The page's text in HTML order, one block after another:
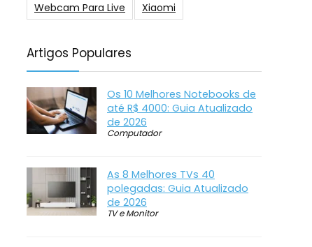
Webcam Para Live
Xiaomi
Artigos Populares
Os 10 Melhores Notebooks de
até R$ 4000: Guia Atualizado
de 2026
Computador
As 8 Melhores TVs 40
polegadas: Guia Atualizado
de 2026
TV e Monitor